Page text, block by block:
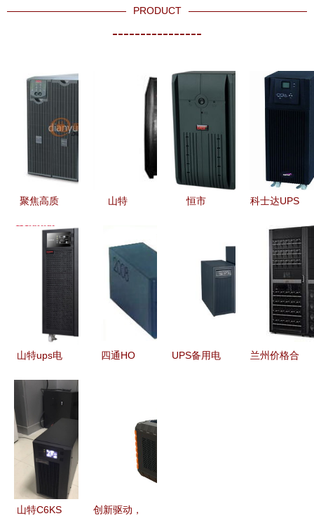
PRODUCT
----------------
聚焦高质
沅电子供应
的UPS电源
优势与选购
山特
以上UPS电
源 高端性
能与可靠保
障的深度解
恒市
1500VA
UPS电源评
测 品质稳
电保障与数
科士达UPS
C9110S银
川现货报价
及产品性能
解析
山特ups电
产品介绍
技术参数
四通HO
备每一刻
UPS备用电
兰州价格合
山特C6KS 创新驱动，